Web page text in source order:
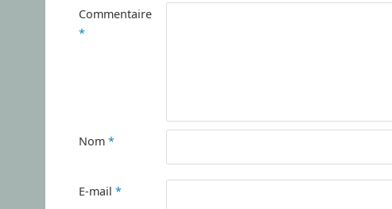
Commentaire
*
Nom *
E-mail *